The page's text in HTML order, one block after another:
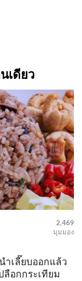
เดียว
2,469
มุมมอง
ำเลี๊ยบออกแล้ว
ลือกกระเทียม